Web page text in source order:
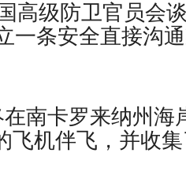
高级防卫官员会
条安全直接沟通
南卡罗来纳州海
飞机伴飞，并收